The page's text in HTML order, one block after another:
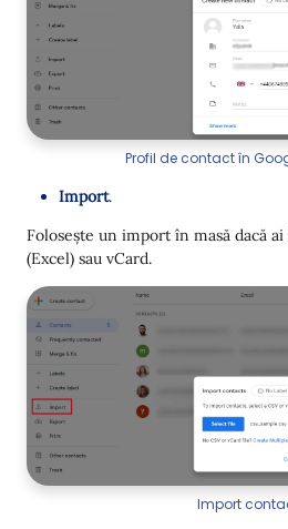
Profil de contact în
Import.
Folosește un import în masă dacă
(Excel) sau vCard.
Import